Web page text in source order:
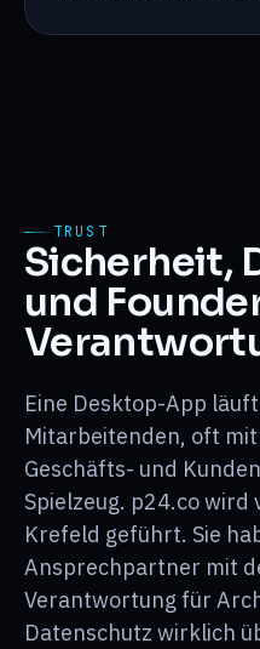
TRUST
Sicherheit,
und
Eine Desktop-App
Mitarbeitenden, oft
Geschäfts- und
Spielzeug. p24.co wird
Krefeld geführt. Sie
Ansprechpartner mit
Verantwortung für
Datenschutz wirklich